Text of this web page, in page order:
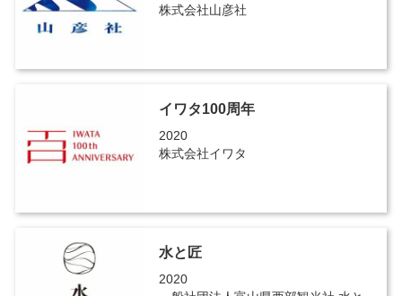
株式会社山彦社
イワタ100周年
2020
株式会社イワタ
水と匠
2020